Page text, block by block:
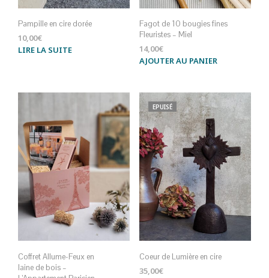
Pampille en cire dorée
10,00€
LIRE LA SUITE
Fagot de 10 bougies fines
Fleuristes – Miel
14,00€
AJOUTER AU PANIER
Coffret Allume-Feux en
laine de bois –
EPUISÉ
Coeur de Lumière en cire
35,00€